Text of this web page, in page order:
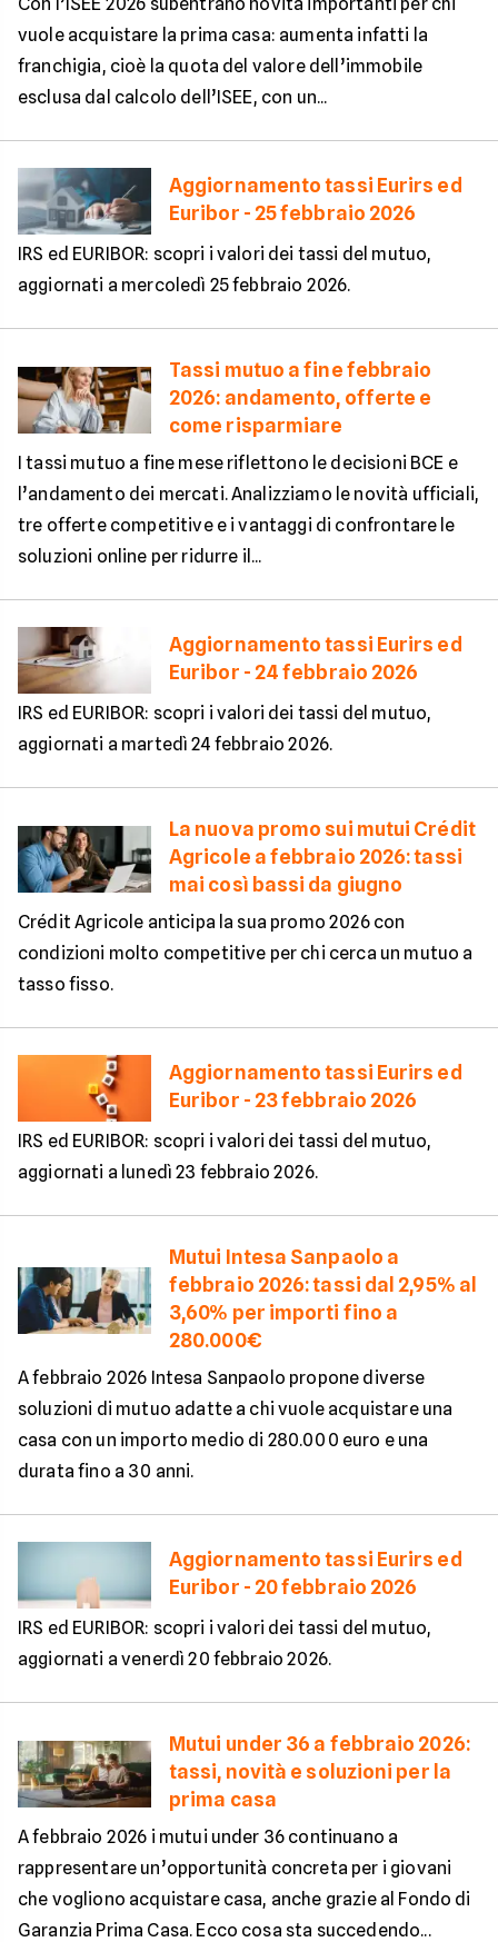
vuole acquistare la prima casa: aumenta infatti la
franchigia, cioè la quota del valore dell’immobile
esclusa dal calcolo dell’ISEE, con un...
Aggiornamento tassi Eurirs ed
Euribor - 25 febbraio 2026
IRS ed EURIBOR: scopri i valori dei tassi del mutuo,
aggiornati a mercoledì 25 febbraio 2026.
Tassi mutuo a fine febbraio
2026: andamento, offerte e
come risparmiare
I tassi mutuo a fine mese riflettono le decisioni BCE e
l’andamento dei mercati. Analizziamo le novità ufficiali,
tre offerte competitive e i vantaggi di confrontare le
soluzioni online per ridurre il...
Aggiornamento tassi Eurirs ed
Euribor - 24 febbraio 2026
IRS ed EURIBOR: scopri i valori dei tassi del mutuo,
aggiornati a martedì 24 febbraio 2026.
La nuova promo sui mutui Crédit
Agricole a febbraio 2026: tassi
mai così bassi da giugno
Crédit Agricole anticipa la sua promo 2026 con
condizioni molto competitive per chi cerca un mutuo a
tasso fisso.
Aggiornamento tassi Eurirs ed
Euribor - 23 febbraio 2026
IRS ed EURIBOR: scopri i valori dei tassi del mutuo,
aggiornati a lunedì 23 febbraio 2026.
Mutui Intesa Sanpaolo a
febbraio 2026: tassi dal 2,95% al
3,60% per importi fino a
280.000€
A febbraio 2026 Intesa Sanpaolo propone diverse
soluzioni di mutuo adatte a chi vuole acquistare una
casa con un importo medio di 280.000 euro e una
durata fino a 30 anni.
Aggiornamento tassi Eurirs ed
Euribor - 20 febbraio 2026
IRS ed EURIBOR: scopri i valori dei tassi del mutuo,
aggiornati a venerdì 20 febbraio 2026.
Mutui under 36 a febbraio 2026:
tassi, novità e soluzioni per la
prima casa
A febbraio 2026 i mutui under 36 continuano a
rappresentare un’opportunità concreta per i giovani
che vogliono acquistare casa, anche grazie al Fondo di
Garanzia Prima Casa. Ecco cosa sta succedendo...